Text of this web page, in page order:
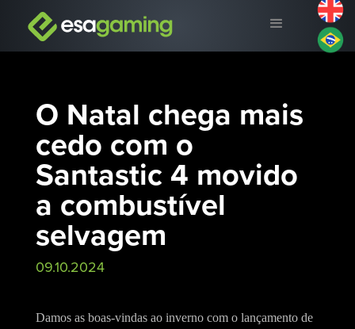
O Natal chega mais
cedo com o
Santastic 4 movido
a combustível
selvagem
09.10.2024
Damos as boas-vindas ao inverno com o lançamento de